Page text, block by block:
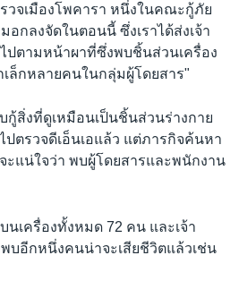
รวจเมืองโพคารา หนึ่งในคณะกู้ภัย
อกลงจัดในตอนนี้ ซึ่งเราได้ส่งเจ้า
ปตามหน้าผาที่ซึ่งพบชิ้นส่วนเครื่อง
ล็กหลายคนในกลุ่มผู้โดยสาร"
กู้สิ่งที่ดูเหมือนเป็นชิ้นส่วนร่างกาย
ตรวจดีเอ็นเอแล้ว แต่ภารกิจค้นหา
ะแน่ใจว่า พบผู้โดยสารและพนักงาน
นเครื่องทั้งหมด 72 คน และเจ้า
บอีกหนึ่งคนน่าจะเสียชีวิตแล้วเช่น